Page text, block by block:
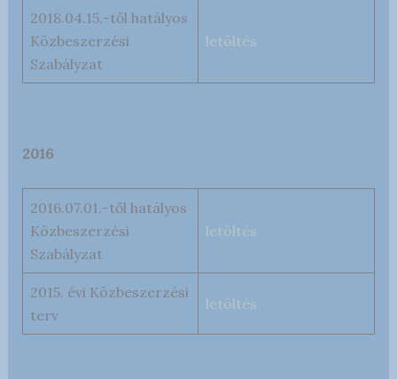
2018.04.15.-től hatályos
Közbeszerzési
Szabályzat
letöltés
2016
2016.07.01.-től hatályos
Közbeszerzési
Szabályzat
letöltés
2015. évi Közbeszerzési
terv
letöltés